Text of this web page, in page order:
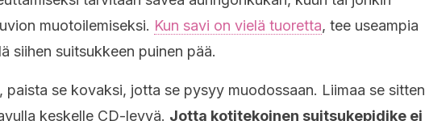
muotoilemiseksi. Kun savi on vielä tuoretta, tee useampia
siihen suitsukkeen puinen pää.
paista se kovaksi, jotta se pysyy muodossaan. Liimaa se sitten
keskelle CD-levyä. Jotta kotitekoinen suitsukepidike ei